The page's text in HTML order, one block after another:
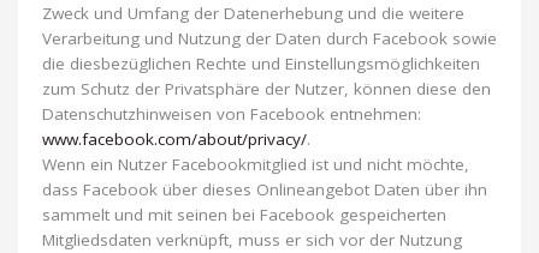
Zweck und Umfang der Datenerhebung und die weitere
Verarbeitung und Nutzung der Daten durch Facebook sowie
die diesbezüglichen Rechte und Einstellungsmöglichkeiten
zum Schutz der Privatsphäre der Nutzer, können diese den
Datenschutzhinweisen von Facebook entnehmen:
www.facebook.com/about/privacy/.
Wenn ein Nutzer Facebookmitglied ist und nicht möchte,
dass Facebook über dieses Onlineangebot Daten über ihn
sammelt und mit seinen bei Facebook gespeicherten
Mitgliedsdaten verknüpft, muss er sich vor der Nutzung